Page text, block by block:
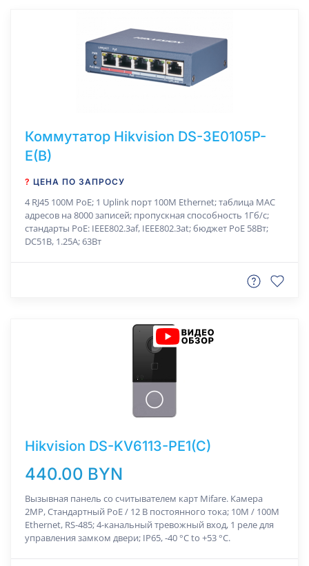
Коммутатор Hikvision DS-3E0105P-
E(B)
? ЦЕНА ПО ЗАПРОСУ
4 RJ45 100M PoE; 1 Uplink порт 100М Ethernet; таблица MAC
адресов на 8000 записей; пропускная способность 1Гб/с;
стандарты PoE: IEEE802.3af, IEEE802.3at; бюджет PoE 58Вт;
DC51В, 1.25A; 63Вт
Hikvision DS-KV6113-PE1(C)
440.00 BYN
Вызывная панель со считывателем карт Mifare. Камера
2MP, Стандартный PoE / 12 В постоянного тока; 10M / 100M
Ethernet, RS-485; 4-канальный тревожный вход, 1 реле для
управления замком двери; IP65, -40 °C to +53 °C.